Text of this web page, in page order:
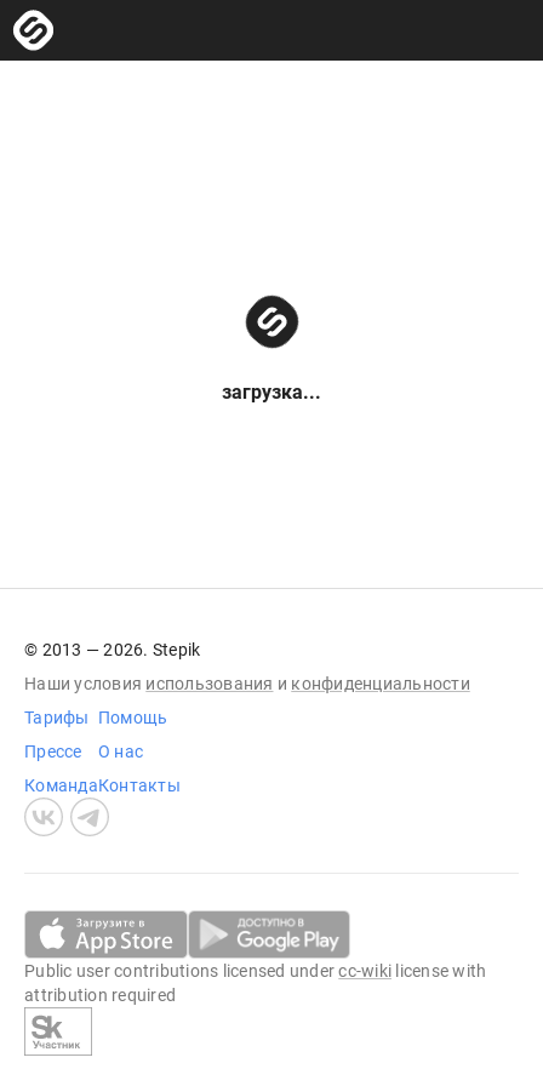
загрузка...
© 2013 — 2026. Stepik
Наши условия использования и конфиденциальности
Тарифы
Прессе
Команда
Помощь
О нас
Контакты
Public user contributions licensed undercc-wiki license with
attribution required